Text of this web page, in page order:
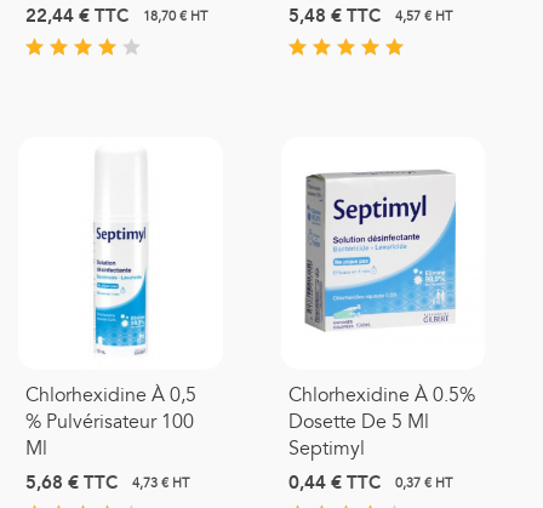
22,44 €TTC 18,70 € HT 5,48 €TTC 4,57 € HT
Chlorhexidine À 0,5
% Pulvérisateur 100
Ml
5,68 €TTC 4,73 € HT
Chlorhexidine À 0.5%
Dosette De 5 Ml
Septimyl
0,44 €TTC 0,37 € HT